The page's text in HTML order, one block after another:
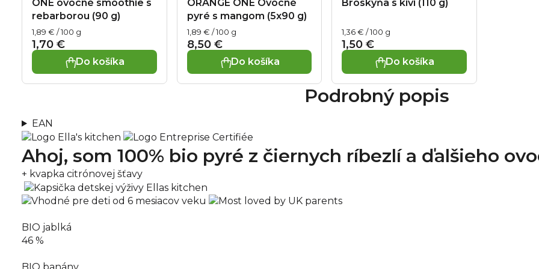
otvorení skladujte v
Academy, s. r. o.,
ONE ovocné smoothie s
rebarborou (90 g)
1,70 €
Jednotková
cena:
1,89 € / 100 g
Do košíka
ORANGE ONE Ovocné
pyré s mangom (5x90 g)
8,50 €
Jednotková
cena:
1,89 € / 100 g
Do košíka
Broskyňa s kivi (110 g)
1,50 €
Jednotková
cena:
1,36 € / 100 g
Do košíka
Podrobný popis
EAN
Ahoj, som 100% bio pyré z čiernych ríbezlí a ďalšieho
+ kvapka citrónovej šťavy
BIO jablká
46 %